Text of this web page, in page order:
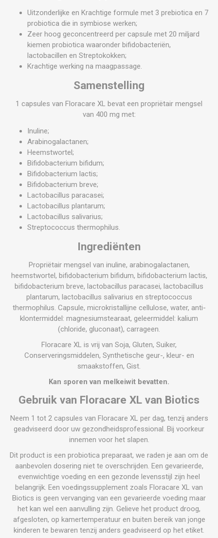
Uitzonderlijke en Krachtige formule met 3 prebiotica en 7
probiotica die in symbiose werken;
Zeer hoog geconcentreerd per capsule met 20 miljard
kiemen probiotica waaronder bifidobacteriën,
lactobacillen en Streptokokken;
Krachtige werking na maagpassage.
Samenstelling
1 capsules van Floracare XL bevat een propriëtair mengsel
van 400 mg met:
Inuline;
Arabinogalactanen;
Heemstwortel;
Bifidobacterium bifidum;
Bifidobacterium lactis;
Bifidobacterium breve;
Lactobacillus paracasei;
Lactobacillus plantarum;
Lactobacillus salivarius;
Streptococcus thermophilus.
Ingrediënten
Propriëtair mengsel van inuline, arabinogalactanen,
heemstwortel, bifidobacterium bifidum, bifidobacterium lactis,
bifidobacterium breve, lactobacillus paracasei, lactobacillus
plantarum, lactobacillus salivarius en streptococcus
thermophilus. Capsule, microkristallijne cellulose, water, anti-
klontermiddel: magnesiumstearaat, geleermiddel: kalium
(chloride, gluconaat), carrageen.
Floracare XL is vrij van Soja, Gluten, Suiker,
Conserveringsmiddelen, Synthetische geur-, kleur- en
smaakstoffen, Gist.
Kan sporen van melkeiwit bevatten.
Gebruik van Floracare XL van Biotics
Neem 1 tot 2 capsules van Floracare XL per dag, tenzij anders
geadviseerd door uw gezondheidsprofessional. Bij voorkeur
innemen voor het slapen.
Dit product is een probiotica preparaat, we raden je aan om de
aanbevolen dosering niet te overschrijden. Een gevarieerde,
evenwichtige voeding en een gezonde levensstijl zijn heel
belangrijk. Een voedingssupplement zoals Floracare XL van
Biotics is geen vervanging van een gevarieerde voeding maar
het kan wel een aanvulling zijn. Gelieve het product droog,
afgesloten, op kamertemperatuur en buiten bereik van jonge
kinderen te bewaren tenzij anders geadviseerd op het etiket.